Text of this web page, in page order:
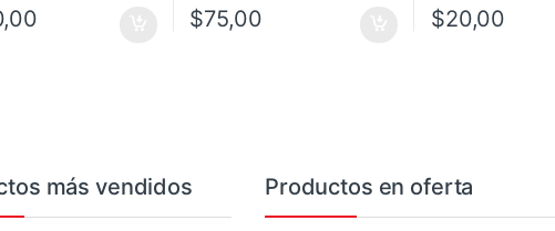
$75,00 $20,00
más vendidos Productos en oferta